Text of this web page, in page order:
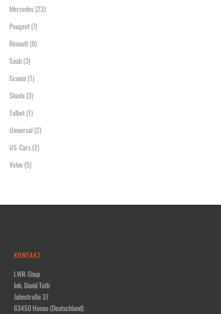
Mercedes(23)
Peugeot(7)
Renault(8)
Saab(3)
Scania(1)
Skoda(3)
Talbot(1)
Universal(2)
US-Cars(2)
Volvo(5)
KONTAKT
LWR-Shop
Inh. David Toth
Jahnstraße 37
63450 Hanau (Deutschland)